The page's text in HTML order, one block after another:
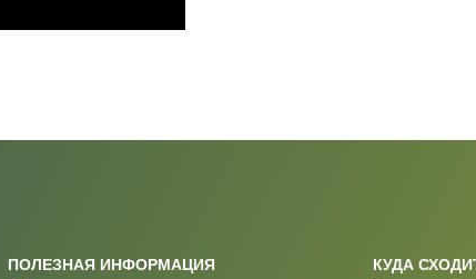
ПОЛЕЗНАЯ ИНФОРМАЦИЯ КУДА